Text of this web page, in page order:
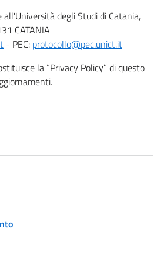
degli Studi di Catania,
CATANIA
- PEC: protocollo@pec.unict.it
la “Privacy Policy” di questo